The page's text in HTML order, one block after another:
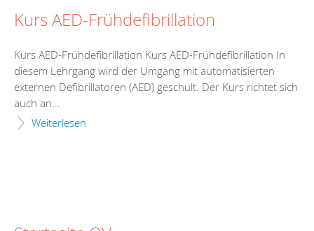
Kurs AED-Frühdefibrillation
Kurs AED-Frühdefibrillation Kurs AED-Frühdefibrillation In
diesem Lehrgang wird der Umgang mit automatisierten
externen Defibrillatoren (AED) geschult. Der Kurs richtet sich
auch an...
Weiterlesen